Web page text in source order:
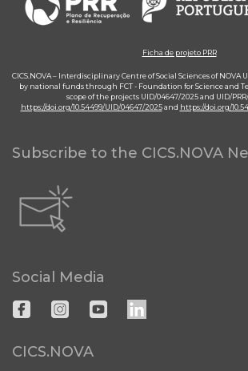
Ficha de projeto PRR
CICS.NOVA – Interdisciplinary Centre of Social Sciences of NOVA
by national funds through FCT - Foundation for Science and
scope of the projects UID/04647/2025 and UID/
https://doi.org/10.54499/UID/04647/2025and https://doi.org/
Subscribe to the CICS.NOVA
Social Media
CICS.NOVA